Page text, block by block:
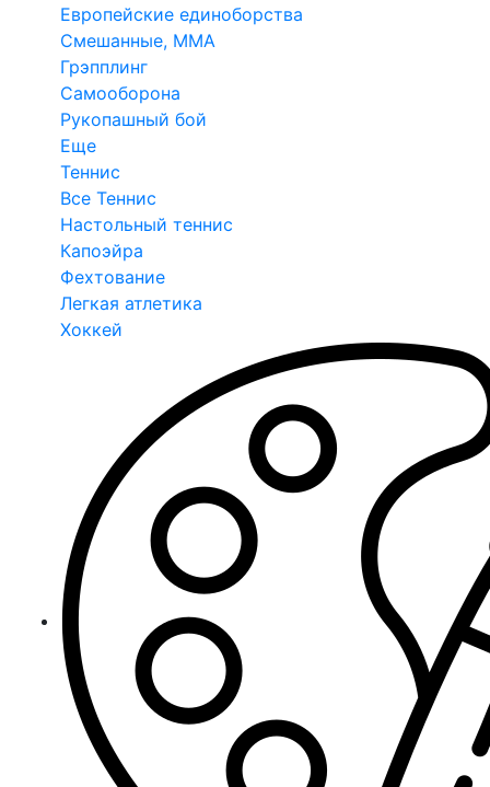
Европейские единоборства
Смешанные, ММА
Грэпплинг
Самооборона
Рукопашный бой
Еще
Теннис
Все Теннис
Настольный теннис
Капоэйра
Фехтование
Легкая атлетика
Хоккей